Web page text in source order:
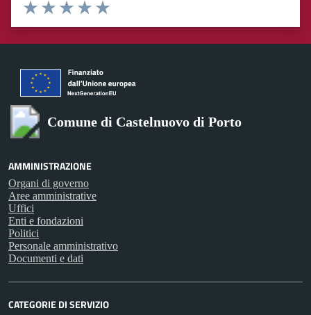
Comune di Castelnuovo di Porto
AMMINISTRAZIONE
Organi di governo
Aree amministrative
Uffici
Enti e fondazioni
Politici
Personale amministrativo
Documenti e dati
CATEGORIE DI SERVIZIO